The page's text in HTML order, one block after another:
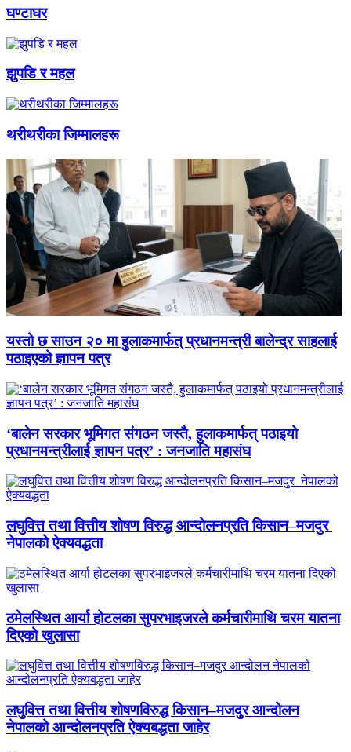
घण्टाघर
झुपडि र महल
थरीथरीका जिम्मालहरू
यस्तो छ साउन २० मा हुलाकमार्फत् प्रधानमन्त्री बालेन्द्र साहलाई
पठाइएको ज्ञापन पत्र
‘बालेन सरकार भूमिगत संगठन जस्तै, हुलाकमार्फत् पठाइयो
प्रधानमन्त्रीलाई ज्ञापन पत्र’ : जनजाति महासंघ
लघुवित्त तथा वित्तीय शोषण विरुद्ध आन्दोलनप्रति किसान–मजदुर
नेपालको ऐक्यवद्धता
ठमेलस्थित आर्या होटलका सुपरभाइजरले कर्मचारीमाथि चरम यातना
दिएको खुलासा
लघुवित्त तथा वित्तीय शोषणविरुद्ध किसान–मजदुर आन्दोलन
नेपालको आन्दोलनप्रति ऐक्यबद्धता जाहेर